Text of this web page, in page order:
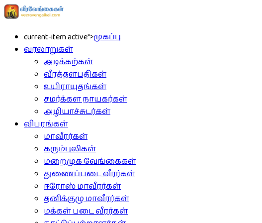
current-item active">முகப்பு
வரலாறுகள்
அடிக்கற்கள்
வீரத்தளபதிகள்
உயிராயுதங்கள்
சமர்க்கள நாயகர்கள்
அழியாச்சுடர்கள்
விபரங்கள்
மாவீரர்கள்
கரும்புலிகள்
மறைமுக வேங்கைகள்
துணைப்படை வீரர்கள்
ஈரோஸ் மாவீரர்கள்
தனிக்குழு மாவீரர்கள்
மக்கள் படை வீரர்கள்